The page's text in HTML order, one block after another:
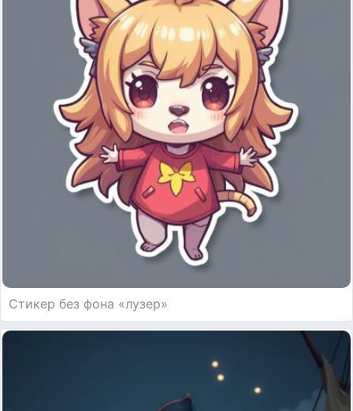
Стикер без фона «лузер»